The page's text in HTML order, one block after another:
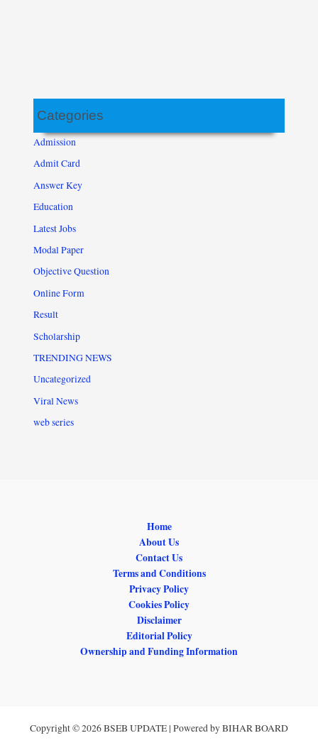
Categories
Admission
Admit Card
Answer Key
Education
Latest Jobs
Modal Paper
Objective Question
Online Form
Result
Scholarship
TRENDING NEWS
Uncategorized
Viral News
web series
Home
About Us
Contact Us
Terms and Conditions
Privacy Policy
Cookies Policy
Disclaimer
Editorial Policy
Ownership and Funding Information
Copyright © 2026 BSEB UPDATE | Powered by BIHAR BOARD